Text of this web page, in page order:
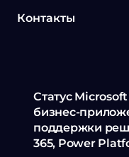
Контакты
Статус
бизнес-
поддержки
365, Power